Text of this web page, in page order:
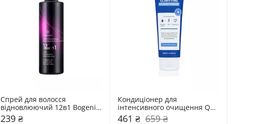
Спрей для волосся
відновлюючий 12в1 Bogenia
Professional Restorative
239 ₴
Кондиціонер для
інтенсивного очищення Q+A
Clarifying
461 ₴ 659 ₴